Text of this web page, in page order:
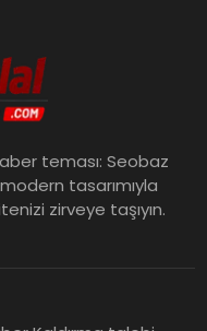
teması: Seobaz
tasarımıyla
zirveye taşıyın.